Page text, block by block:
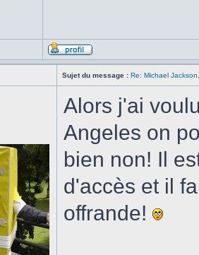
Sujet du message : Re: Michael
Alors j'ai
Angeles on
bien non! Il
d'accès et il
offrande!